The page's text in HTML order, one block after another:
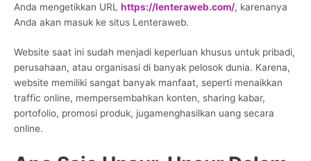
Anda mengetikkan URL https://lenteraweb.com/, karenanya
Anda akan masuk ke situs Lenteraweb.
Website saat ini sudah menjadi keperluan khusus untuk pribadi,
perusahaan, atau organisasi di banyak pelosok dunia. Karena,
website memiliki sangat banyak manfaat, seperti menaikkan
traffic online, mempersembahkan konten, sharing kabar,
portofolio, promosi produk, jugamenghasilkan uang secara
online.